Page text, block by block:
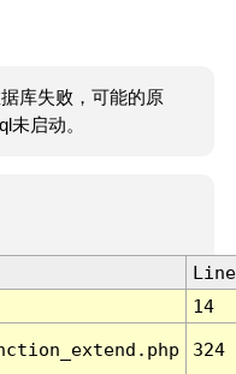
库失败，可能的原
未启动。
Line
14
324